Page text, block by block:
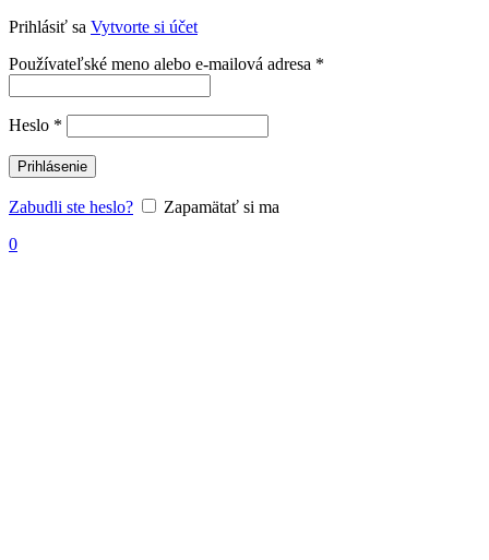
Prihlásiť sa Vytvorte si účet
Používateľské meno alebo e-mailová adresa *
Heslo *
Prihlásenie
Zabudli ste heslo?
Zapamätať si ma
0